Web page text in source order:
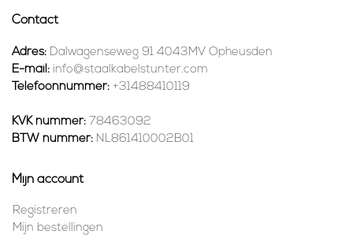
Contact
Adres: Dalwagenseweg 91 4043MV Opheusden
E-mail: info@staalkabelstunter.com
Telefoonnummer: +31488410119
KVK nummer: 78463092
BTW nummer: NL861410002B01
Mijn account
Registreren
Mijn bestellingen